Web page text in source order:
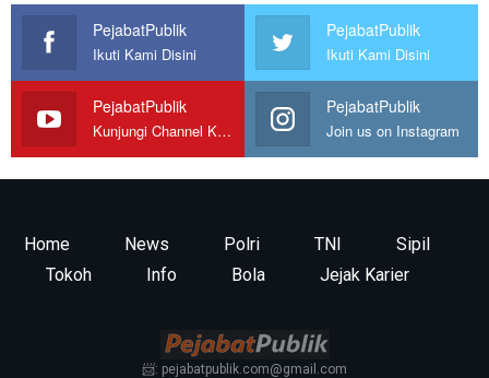
PejabatPublik
Ikuti Kami Disini
PejabatPublik
Ikuti Kami Disini
PejabatPublik
Kunjungi Channel Kami
PejabatPublik
Join us on Instagram
Home News Polri TNI
Sipil
Tokoh
Info Bola Jejak Karier
📨: pejabatpublik.com@gmail.com